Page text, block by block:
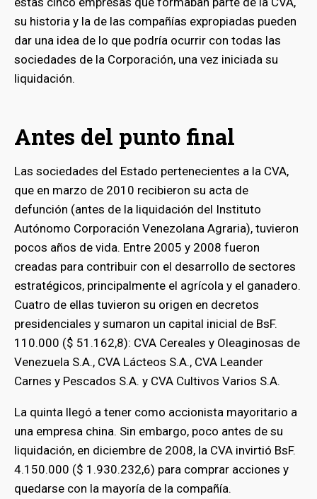
su historia y la de las compañías expropiadas pueden
dar una idea de lo que podría ocurrir con todas las
sociedades de la Corporación, una vez iniciada su
liquidación.
Antes del punto final
Las sociedades del Estado pertenecientes a la CVA,
que en marzo de 2010 recibieron su acta de
defunción (antes de la liquidación del Instituto
Autónomo Corporación Venezolana Agraria), tuvieron
pocos años de vida. Entre 2005 y 2008 fueron
creadas para contribuir con el desarrollo de sectores
estratégicos, principalmente el agrícola y el ganadero.
Cuatro de ellas tuvieron su origen en decretos
presidenciales y sumaron un capital inicial de BsF.
110.000 ($ 51.162,8): CVA Cereales y Oleaginosas de
Venezuela S.A., CVA Lácteos S.A., CVA Leander
Carnes y Pescados S.A. y CVA Cultivos Varios S.A.
La quinta llegó a tener como accionista mayoritario a
una empresa china. Sin embargo, poco antes de su
liquidación, en diciembre de 2008, la CVA invirtió BsF.
4.150.000 ($ 1.930.232,6) para comprar acciones y
quedarse con la mayoría de la compañía.